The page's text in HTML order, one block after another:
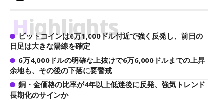
Highlights
ビットコインは6万1,000ドル付近で強く反発し、前日の
日足は大きな陽線を確定
6万4,000ドルの明確な上抜けで6万6,000ドルまでの上昇
余地も、その後の下落に要警戒
銅・金価格の比率が4年以上低迷後に反発、強気トレンド
長期化のサインか